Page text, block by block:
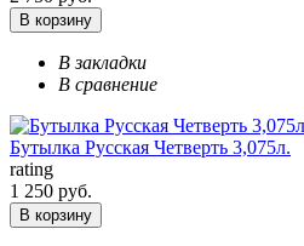
В корзину
В закладки
В сравнение
Бутылка Русская Четверть 3,075л.
rating
1 250 руб.
В корзину